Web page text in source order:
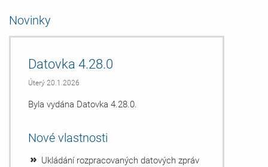
Novinky
Datovka 4.28.0
Úterý 20.1.2026
Byla vydána Datovka 4.28.0.
Nové vlastnosti
Ukládání rozpracovaných datových zpráv